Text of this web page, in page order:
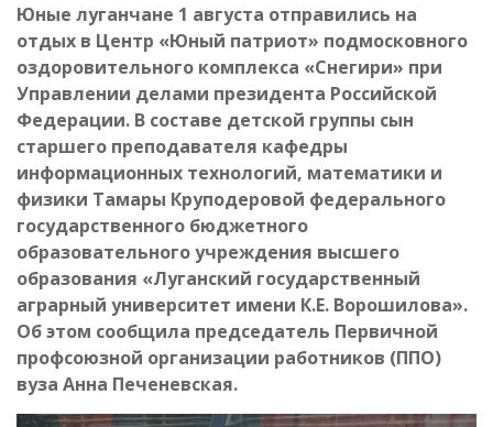
Юные луганчане 1 августа отправились на
отдых в Центр «Юный патриот» подмосковного
оздоровительного комплекса «Снегири» при
Управлении делами президента Российской
Федерации. В составе детской группы сын
старшего преподавателя кафедры
информационных технологий, математики и
физики Тамары Круподеровой федерального
государственного бюджетного
образовательного учреждения высшего
образования «Луганский государственный
аграрный университет имени К.Е. Ворошилова».
Об этом сообщила председатель Первичной
профсоюзной организации работников (ППО)
вуза Анна Печеневская.